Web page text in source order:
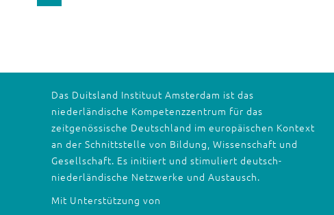
Das Duitsland Instituut Amsterdam ist das
niederländische Kompetenzzentrum für das
zeitgenössische Deutschland im europäischen Kontext
an der Schnittstelle von Bildung, Wissenschaft und
Gesellschaft. Es initiiert und stimuliert deutsch-
niederländische Netzwerke und Austausch.
Mit Unterstützung von